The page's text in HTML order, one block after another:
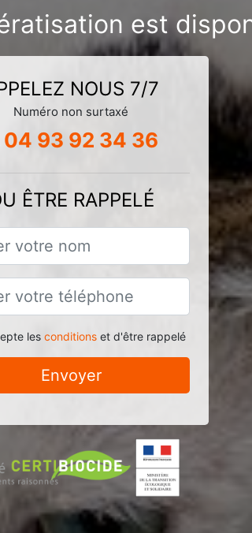
est
NOUS 7/7
Numéro non surtaxé
04 93 92 34 36
ÊTRE RAPPELÉ
les conditionset d'être rappelé
Envoyer